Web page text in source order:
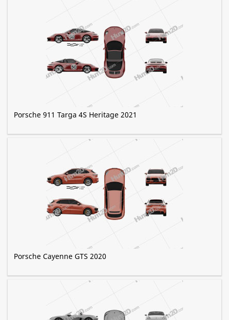
Porsche 911 Targa 4S Heritage 2021
Porsche Cayenne GTS 2020